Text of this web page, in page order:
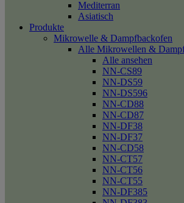
Mediterran
Asiatisch
Produkte
Mikrowelle & Dampfbackofen
Alle Mikrowellen &
Alle ansehen
NN-CS89
NN-DS59
NN-DS596
NN-CD88
NN-CD87
NN-DF38
NN-DF37
NN-CD58
NN-CT57
NN-CT56
NN-CT55
NN-DF385